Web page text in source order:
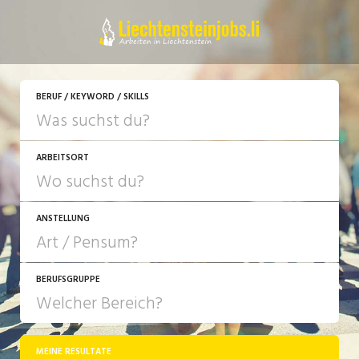
BERUF / KEYWORD / SKILLS
ARBEITSORT
ANSTELLUNG
JOB-TYP
Festanstellung
BERUFSGRUPPE
MEINE RESULTATE